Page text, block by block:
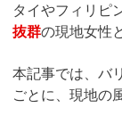
タイやフィリピ
抜群の現地女性
本記事では、バ
ごとに、現地の